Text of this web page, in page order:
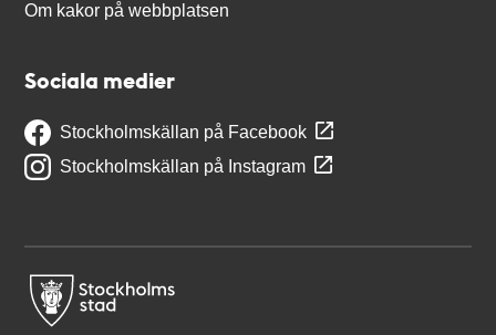
Om kakor på webbplatsen
Sociala medier
Stockholmskällan på Facebook
Stockholmskällan på Instagram